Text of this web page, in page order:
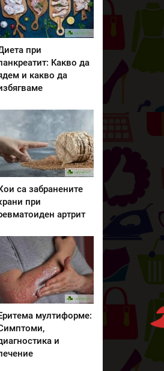
при
Kакво да
и какво да
са забранените
при
артрит
мултиформе:
и